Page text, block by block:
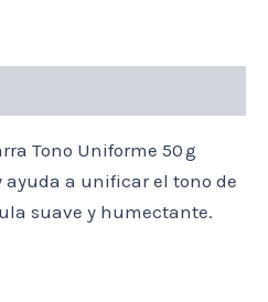
Tono Uniforme 50 g
ayuda a unificar el tono de
suave y humectante.